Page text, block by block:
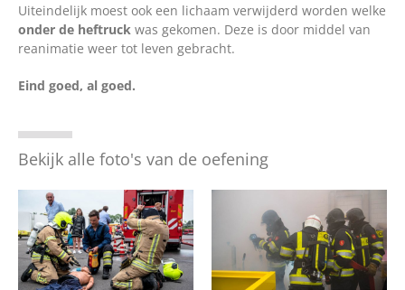
Uiteindelijk moest ook een lichaam verwijderd worden welke
onder de heftruck was gekomen. Deze is door middel van
reanimatie weer tot leven gebracht.
Eind goed, al goed.
Bekijk alle foto's van de oefening